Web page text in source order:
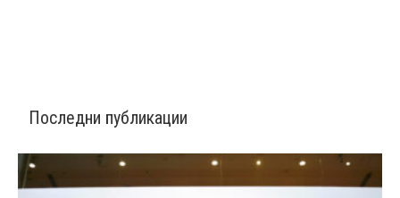
Последни публикации